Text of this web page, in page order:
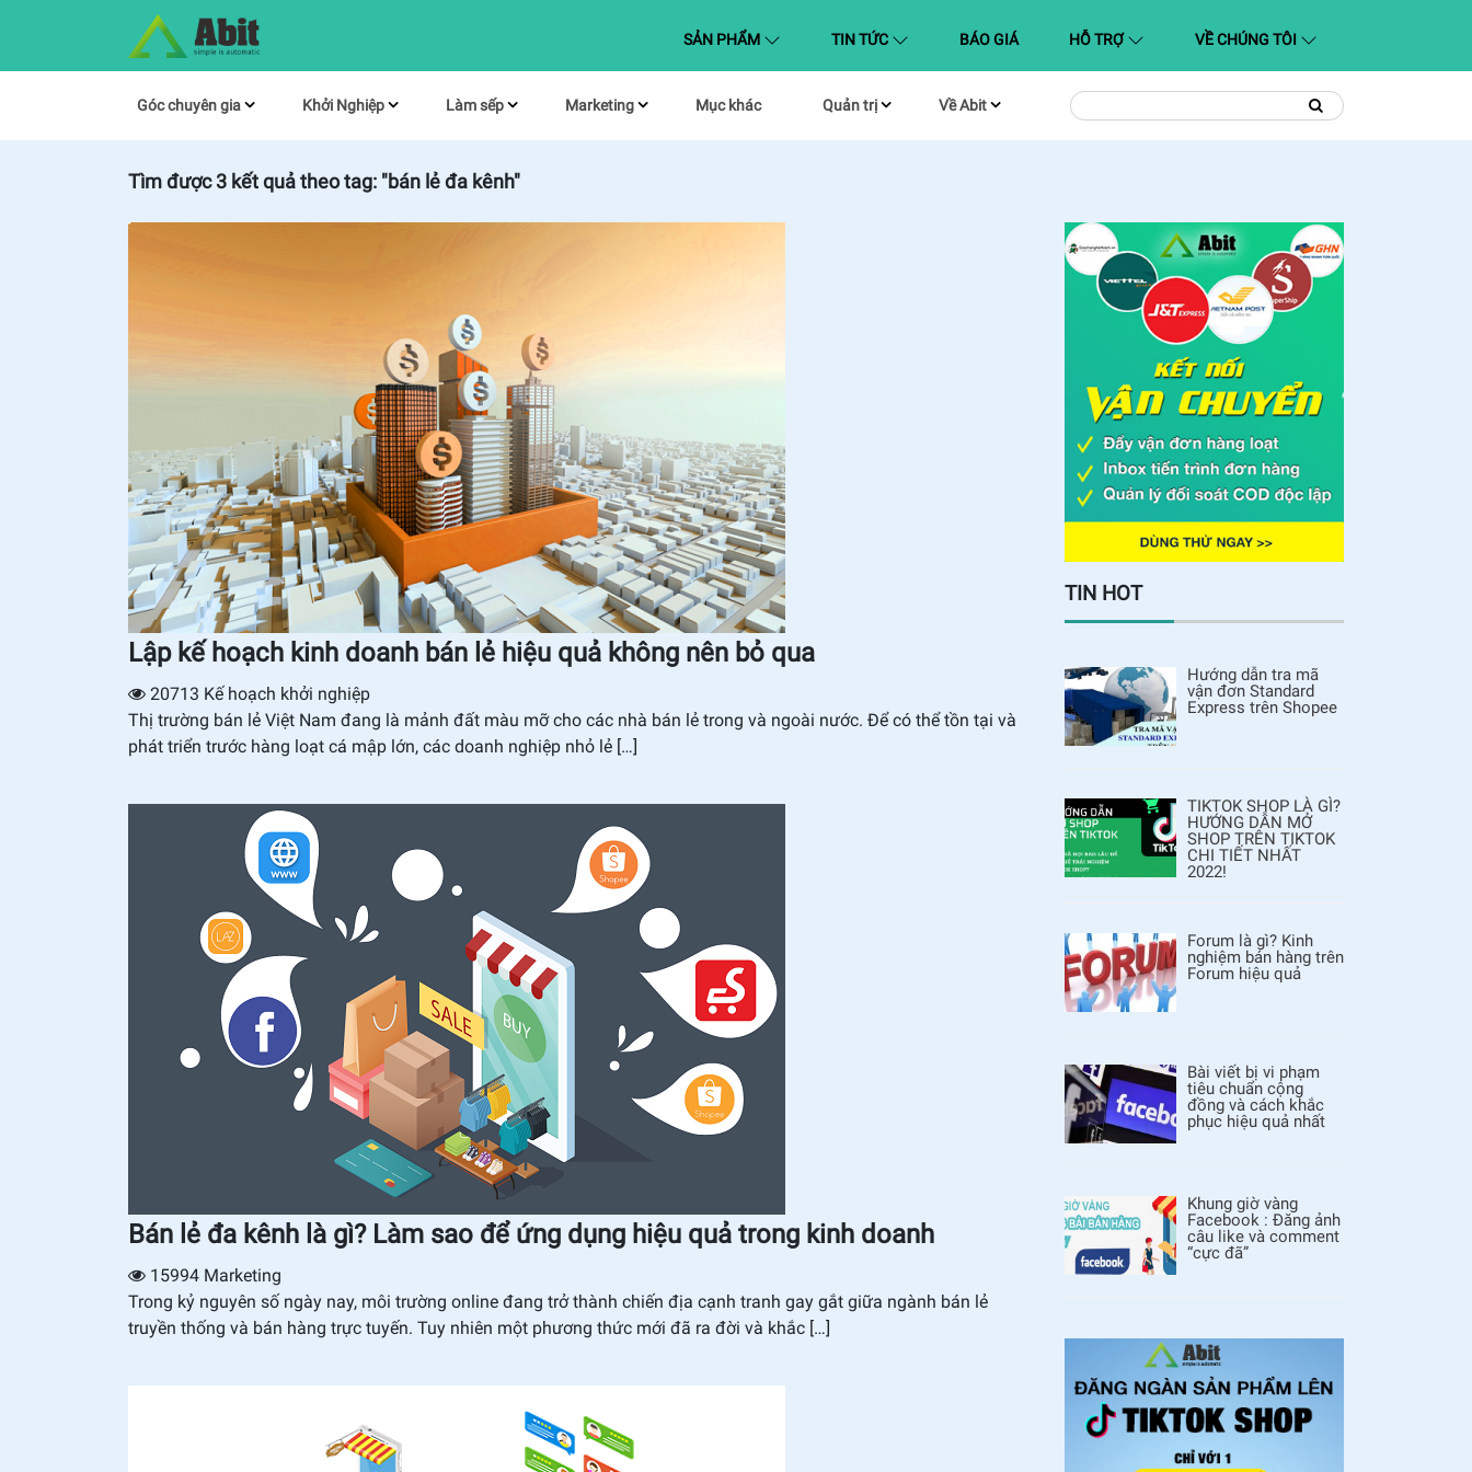
SẢN PHẨM (CURRENT)TIN TỨC BÁO GIÁ HỖ TRỢ VỀ CHÚNG TÔI
Góc chuyên gia Khởi Nghiệp Làm sếp Marketing Mục khác Quản trị Về Abit
Tìm
kiếm:
Tìm
kiếm
Tìm được3 kết quả theo tag: "bán lẻ đa kênh"
Lập kế hoạch kinh doanh bán lẻ hiệu quả không nên bỏ qua
20713 Kế hoạch khởi nghiệp
Thị trường bán lẻ Việt Nam đang là mảnh đất màu mỡ cho các nhà bán lẻ trong và ngoài nước. Để có thể tồn tại và
phát triển trước hàng loạt cá mập lớn, các doanh nghiệp nhỏ lẻ […]
Bán lẻ đa kênh là gì? Làm sao để ứng dụng hiệu quả trong kinh doanh
15994 Marketing
Trong kỷ nguyên số ngày nay, môi trường online đang trở thành chiến địa cạnh tranh gay gắt giữa ngành bán lẻ
truyền thống và bán hàng trực tuyến. Tuy nhiên một phương thức mới đã ra đời và khắc […]
TIN HOT
Hướng dẫn tra mã
vận đơn Standard
Express trên Shopee
TIKTOK SHOP LÀ GÌ?
HƯỚNG DẪN MỞ
SHOP TRÊN TIKTOK
CHI TIẾT NHẤT
2022!
Forum là gì? Kinh
nghiệm bán hàng trên
Forum hiệu quả
Bài viết bị vi phạm
tiêu chuẩn cộng
đồng và cách khắc
phục hiệu quả nhất
Khung giờ vàng
Facebook : Đăng ảnh
câu like và comment
“cực đã”